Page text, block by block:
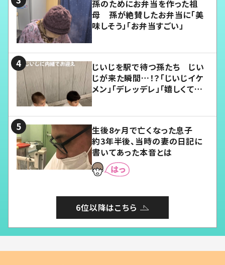
孫のためにお弁当を作った祖
母 孫が絶賛したお弁当に「美
味しそう」「お弁当すごい」
じいじを駅で待つ孫たち じい
じが来た瞬間…！？「じいじイケ
メン」「デレッデレ」「嬉しくて可
生後8ヶ月で亡くなった息子
約3年半後、当時の妻の日記に
書いてあった本音とは
6位以降はこちら